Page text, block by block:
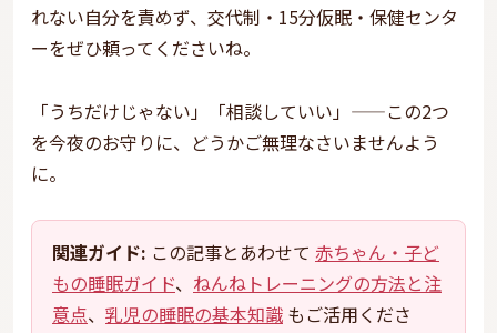
れない自分を責めず、交代制・15分仮眠・保健センタ
ーをぜひ頼ってくださいね。
「うちだけじゃない」「相談していい」——この2つ
を今夜のお守りに、どうかご無理なさいませんよう
に。
関連ガイド: この記事とあわせて 赤ちゃん・子ど
もの睡眠ガイド、 ねんねトレーニングの方法と注
意点、 乳児の睡眠の基本知識 もご活用くださ